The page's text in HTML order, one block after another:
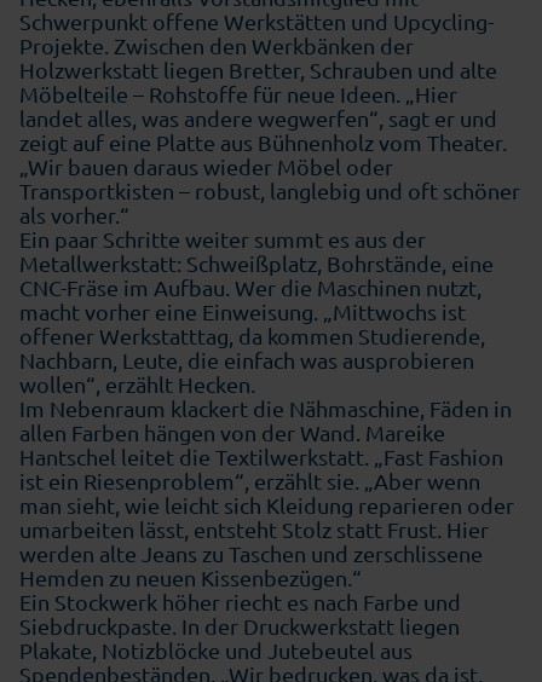
Schwerpunkt offene Werkstätten und Upcycling-
Projekte. Zwischen den Werkbänken der
Holzwerkstatt liegen Bretter, Schrauben und alte
Möbelteile – Rohstoffe für neue Ideen. „Hier
landet alles, was andere wegwerfen“, sagt er und
zeigt auf eine Platte aus Bühnenholz vom Theater.
„Wir bauen daraus wieder Möbel oder
Transportkisten – robust, langlebig und oft schöner
als vorher.“
Ein paar Schritte weiter summt es aus der
Metallwerkstatt: Schweißplatz, Bohrstände, eine
CNC-Fräse im Aufbau. Wer die Maschinen nutzt,
macht vorher eine Einweisung. „Mittwochs ist
offener Werkstatttag, da kommen Studierende,
Nachbarn, Leute, die einfach was ausprobieren
wollen“, erzählt Hecken.
Im Nebenraum klackert die Nähmaschine, Fäden in
allen Farben hängen von der Wand. Mareike
Hantschel leitet die Textilwerkstatt. „Fast Fashion
ist ein Riesenproblem“, erzählt sie. „Aber wenn
man sieht, wie leicht sich Kleidung reparieren oder
umarbeiten lässt, entsteht Stolz statt Frust. Hier
werden alte Jeans zu Taschen und zerschlissene
Hemden zu neuen Kissenbezügen.“
Ein Stockwerk höher riecht es nach Farbe und
Siebdruckpaste. In der Druckwerkstatt liegen
Plakate, Notizblöcke und Jutebeutel aus
Spendenbeständen. „Wir bedrucken, was da ist,